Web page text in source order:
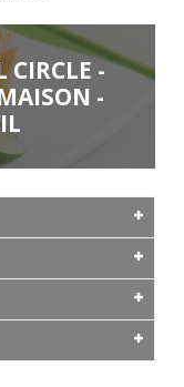
CIRCLE -
-